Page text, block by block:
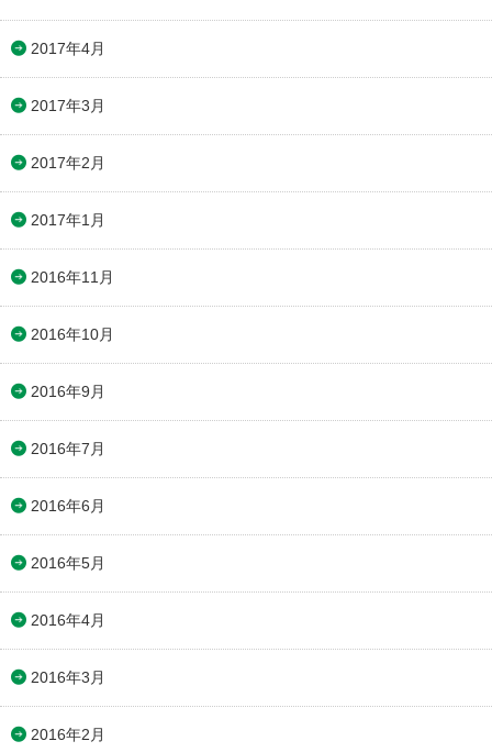
2017年4月
2017年3月
2017年2月
2017年1月
2016年11月
2016年10月
2016年9月
2016年7月
2016年6月
2016年5月
2016年4月
2016年3月
2016年2月